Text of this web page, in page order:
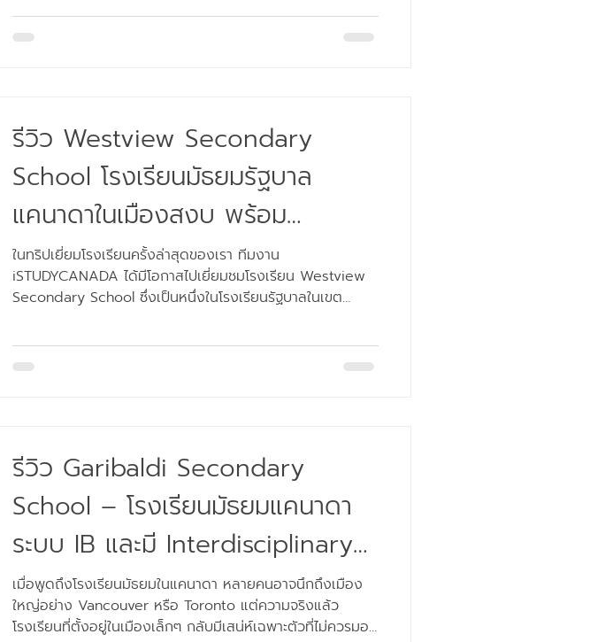
Secondary School คือหนึ่งในโรงเรียนมัธยมรัฐบาล (Public
รีวิว Westview Secondary
School โรงเรียนมัธยมรัฐบาล
แคนาดาในเมืองสงบ พร้อม
Basketball Academy และ
หลักสูตรเทคโนโลยีระดับโลก
ในทริปเยี่ยมโรงเรียนครั้งล่าสุดของเรา ทีมงาน
iSTUDYCANADA ได้มีโอกาสไปเยี่ยมชมโรงเรียน Westview
Secondary School ซึ่งเป็นหนึ่งในโรงเรียนรัฐบาลในเขต
หรือ Toronto แต่ที่นี่กลับมีเสน่ห์เฉพาะตัวด้วย บรรยากาศเมือง
รีวิว Garibaldi Secondary
School – โรงเรียนมัธยมแคนาดา
ระบบ IB และมี Interdisciplinary
Arts Academy สำหรับนักเรียนที่
ชอบศิลปะ การแสดง ดนตรี !
เมื่อพูดถึงโรงเรียนมัธยมในแคนาดา หลายคนอาจนึกถึงเมือง
ใหญ่อย่าง Vancouver หรือ Toronto แต่ความจริงแล้ว
โรงเรียนที่ตั้งอยู่ในเมืองเล็กๆ กลับมีเสน่ห์เฉพาะตัวที่ไม่ควรมอง